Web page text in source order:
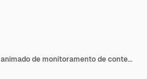
Pronto para usar design animado de monitoramento de conteúdo